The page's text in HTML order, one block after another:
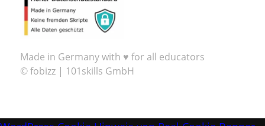
Made in Germany with ♥ for all educators
© fobizz | 101skills GmbH